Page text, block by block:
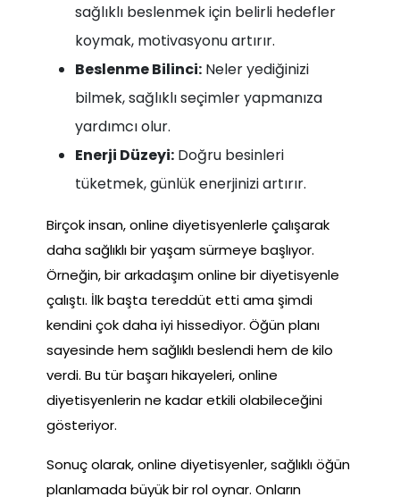
sağlıklı beslenmek için belirli hedefler
koymak, motivasyonu artırır.
Beslenme Bilinci: Neler yediğinizi
bilmek, sağlıklı seçimler yapmanıza
yardımcı olur.
Enerji Düzeyi: Doğru besinleri
tüketmek, günlük enerjinizi artırır.
Birçok insan, online diyetisyenlerle çalışarak
daha sağlıklı bir yaşam sürmeye başlıyor.
Örneğin, bir arkadaşım online bir diyetisyenle
çalıştı. İlk başta tereddüt etti ama şimdi
kendini çok daha iyi hissediyor. Öğün planı
sayesinde hem sağlıklı beslendi hem de kilo
verdi. Bu tür başarı hikayeleri, online
diyetisyenlerin ne kadar etkili olabileceğini
gösteriyor.
Sonuç olarak, online diyetisyenler, sağlıklı öğün
planlamada büyük bir rol oynar. Onların